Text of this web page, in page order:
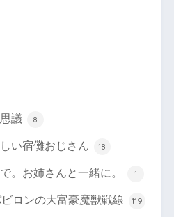
議 8
い宿儺おじさん 18
。お姉さんと一緒に。 1
ロンの大富豪魔獣戦線 119